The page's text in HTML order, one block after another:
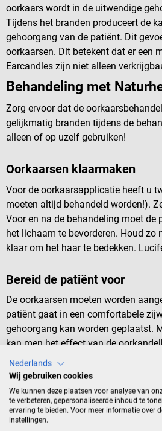
oorkaars wordt in de uitwendige
Tijdens het branden produceert de
gehoorgang van de patiënt. Dit
oorkaarsen. Dit betekent dat er een
Earcandles zijn niet alleen
Behandeling met
Zorg ervoor dat de
gelijkmatig branden tijdens de
alleen of op uzelf gebruiken!
Oorkaarsen klaarmaken
Voor de oorkaarsapplicatie heeft u
moeten altijd behandeld worden!).
Voor en na de behandeling moet
het lichaam te bevorderen. Houd zo
klaar om het haar te bedekken.
Bereid de patiënt voor
De oorkaarsen moeten worden
patiënt gaat in een comfortabele
gehoorgang kan worden geplaatst.
kan men het effect van de
Vervolgens moet de assistente het
bedekken.
Steek de oorkaars aan
Trek de beschermplaat vanaf de
Nederlands
Wij gebruiken cookies
We kunnen deze plaatsen voor analyse van
te verbeteren, gepersonaliseerde inhoud te
ervaring te bieden. Voor meer informatie over
instellingen.